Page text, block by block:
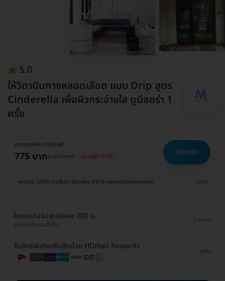
5.0
ให้วิตามินทางหลอดเลือด แบบ Drip สูตร
Cinderella เพื่อผิวกระจ่างใส ดูมีออร่า 1
ครั้ง
ราคาจองกับ HDmall
775 บาท2,000 บาท ประหยัด 61% ใส่ตะกร้า
ยอดรวม 3,000 บาทขึ้นไป เลือกผ่อน 0% ได้ บอกแอดมินของเราเลย! ขยาย
โหลดแอปรับคูปองลด 200 บ.
คูปองมีจำนวนจำกัด
โหลดเลย
รับสิทธิพิเศษเพิ่มอีกด้วย HDmall Rewards
ดูเพิ่ม